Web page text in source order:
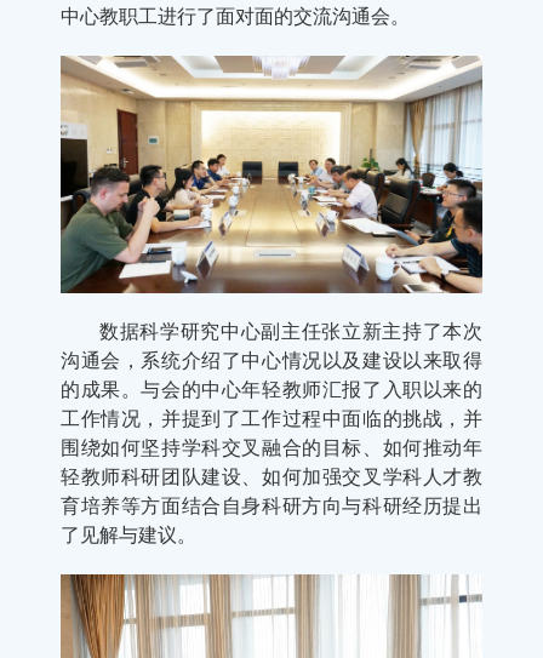
中心教职工进行了面对面的交流沟通会。
数据科学研究中心副主任张立新主持了本次
沟通会，系统介绍了中心情况以及建设以来取得
的成果。与会的中心年轻教师汇报了入职以来的
工作情况，并提到了工作过程中面临的挑战，并
围绕如何坚持学科交叉融合的目标、如何推动年
轻教师科研团队建设、如何加强交叉学科人才教
育培养等方面结合自身科研方向与科研经历提出
了见解与建议。